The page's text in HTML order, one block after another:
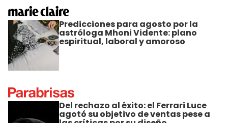
Predicciones para agosto por la
astróloga Mhoni Vidente: plano
espiritual, laboral y amoroso
Del rechazo al éxito: el Ferrari Luce
agotó su objetivo de ventas pese a